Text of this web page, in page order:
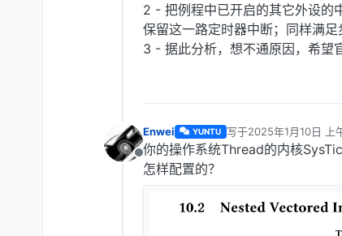
2 - 把例程中已开启的其它外设的
保留这一路定时器中断；同样满足
3 - 据此分析，想不通原因，希望
离线
Enwei YUNTU 写于2025年1月10日 上
最后由 Enwei 编辑
你的操作系统Thread的内核
怎样配置的？